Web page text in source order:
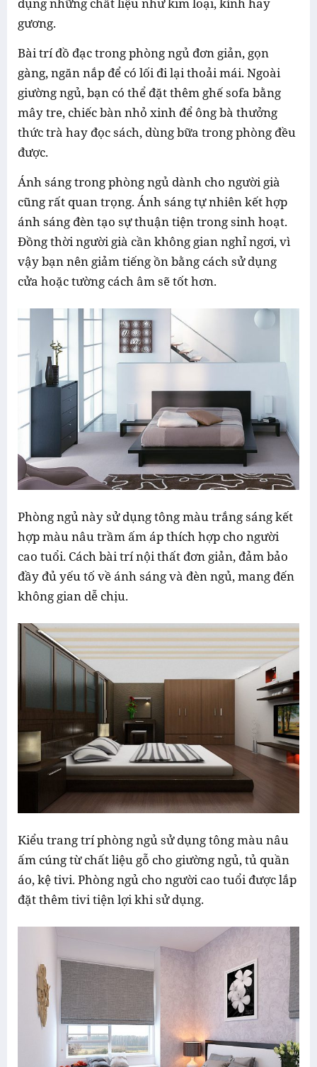
gương.
Bài trí đồ đạc trong phòng ngủ đơn giản, gọn
gàng, ngăn nắp để có lối đi lại thoải mái. Ngoài
giường ngủ, bạn có thể đặt thêm ghế sofa bằng
mây tre, chiếc bàn nhỏ xinh để ông bà thưởng
thức trà hay đọc sách, dùng bữa trong phòng đều
được.
Ánh sáng trong phòng ngủ dành cho người già
cũng rất quan trọng. Ánh sáng tự nhiên kết hợp
ánh sáng đèn tạo sự thuận tiện trong sinh hoạt.
Đồng thời người già cần không gian nghỉ ngơi, vì
vậy bạn nên giảm tiếng ồn bằng cách sử dụng
cửa hoặc tường cách âm sẽ tốt hơn.
Phòng ngủ này sử dụng tông màu trắng sáng kết
hợp màu nâu trầm ấm áp thích hợp cho người
cao tuổi. Cách bài trí nội thất đơn giản, đảm bảo
đầy đủ yếu tố về ánh sáng và đèn ngủ, mang đến
không gian dễ chịu.
Kiểu trang trí phòng ngủ sử dụng tông màu nâu
ấm cúng từ chất liệu gỗ cho giường ngủ, tủ quần
áo, kệ tivi. Phòng ngủ cho người cao tuổi được lắp
đặt thêm tivi tiện lợi khi sử dụng.